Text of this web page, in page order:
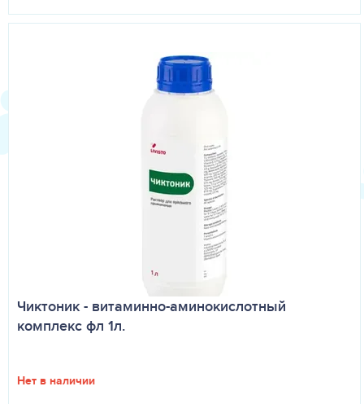
Чиктоник - витаминно-аминокислотный
комплекс фл 1л.
Нет в наличии